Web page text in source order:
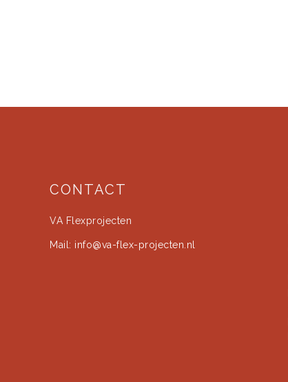
CONTACT
VA Flexprojecten
Mail: info@va-flex-projecten.nl